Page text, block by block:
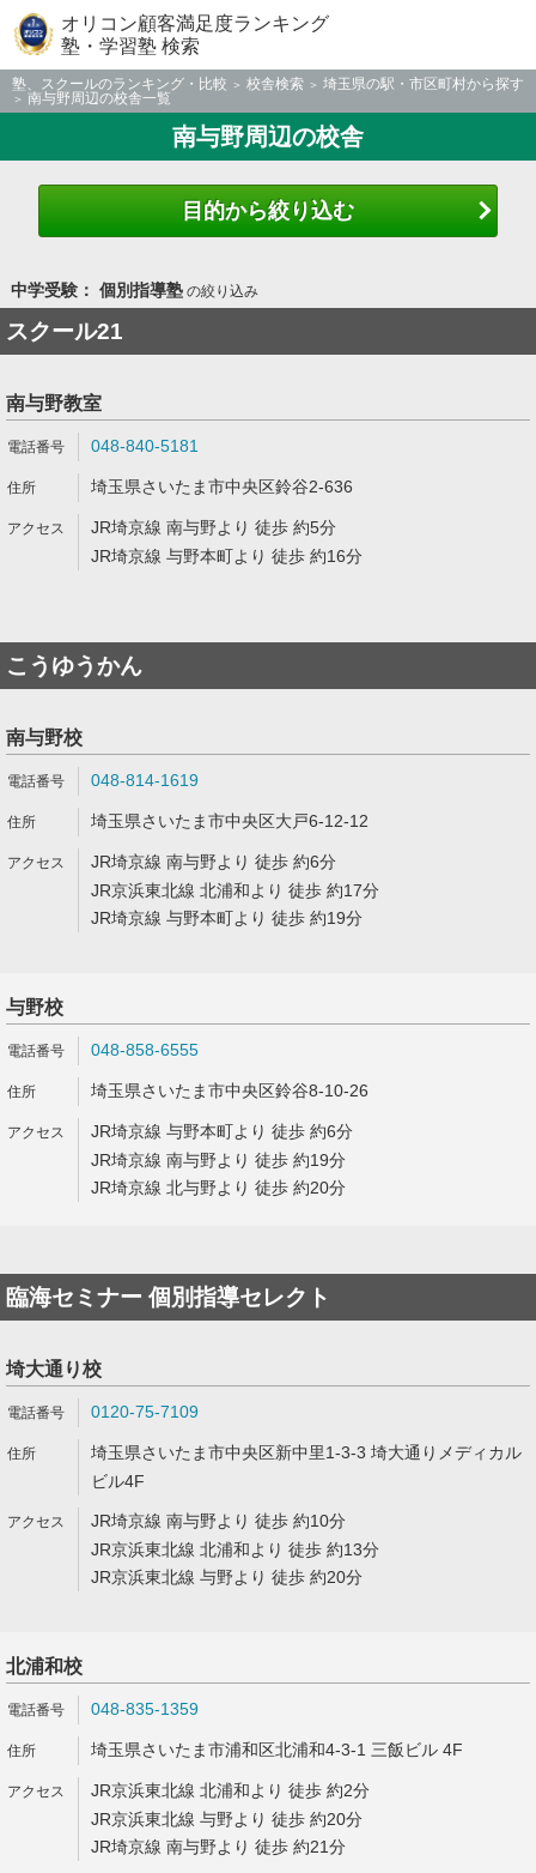
オリコン顧客満足度ランキング
塾・学習塾 検索
塾、スクールのランキング・比較 校舎検索
埼玉県の駅・市区町村から探す
南与野周辺の校舎一覧
南与野周辺の校舎
目的から絞り込む
中学受験： 個別指導塾の絞り込み
スクール21
南与野教室
048-840-5181
埼玉県さいたま市中央区鈴谷2-636
JR埼京線 南与野より 徒歩 約5分
JR埼京線 与野本町より 徒歩 約16分
こうゆうかん
南与野校
048-814-1619
埼玉県さいたま市中央区大戸6-12-12
JR埼京線 南与野より 徒歩 約6分
JR京浜東北線 北浦和より 徒歩 約17分
JR埼京線 与野本町より 徒歩 約19分
与野校
048-858-6555
埼玉県さいたま市中央区鈴谷8-10-26
JR埼京線 与野本町より 徒歩 約6分
JR埼京線 南与野より 徒歩 約19分
JR埼京線 北与野より 徒歩 約20分
臨海セミナー 個別指導セレクト
埼大通り校
0120-75-7109
埼玉県さいたま市中央区新中里1-3-3 埼大通りメディカル
ビル4F
JR埼京線 南与野より 徒歩 約10分
JR京浜東北線 北浦和より 徒歩 約13分
JR京浜東北線 与野より 徒歩 約20分
北浦和校
048-835-1359
埼玉県さいたま市浦和区北浦和4-3-1 三飯ビル 4F
JR京浜東北線 北浦和より 徒歩 約2分
JR京浜東北線 与野より 徒歩 約20分
JR埼京線 南与野より 徒歩 約21分